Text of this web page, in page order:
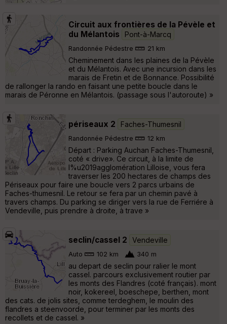
Circuit aux frontières de la Pévèle et
du Mélantois
Pont-à-Marcq
Randonnée Pédestre 21 km
Cheminement dans les plaines de la Pévèle
et du Mélantois. Avec une incursion dans les
marais de Fretin et de Bonnance. Possibilité
de rallonger la rando en faisant une petite boucle dans le
marais de Péronne en Mélantois. (passage sous l'autoroute) »
périseaux 2 Faches-Thumesnil
Randonnée Pédestre 12 km
Départ : Parking Auchan Faches-Thumesnil,
coté « drive». Ce circuit, à la limite de
l%u2019agglomération Lilloise, vous fera
traverser les 200 hectares de champs des
Périseaux pour faire une boucle vers 2 parcs urbains de
Faches-thumesnil. Le retour se fera par un chemin pavé à
travers champs. Du parking se diriger vers la rue de Ferriére à
Vendeville, puis prendre à droite, à trave »
seclin/cassel 2 Vendeville
Auto 102 km 340 m
au depart de seclin pour ralier le mont
cassel. parcours exclusivement routier par
les monts des Flandres (coté français). mont
noir, kokereel, boeschepe, berthen, mont
des cats. de jolis sites, comme terdeghem, le moulin des
flandres a steenvoorde, pour terminer par les monts des
recollets et de cassel. »